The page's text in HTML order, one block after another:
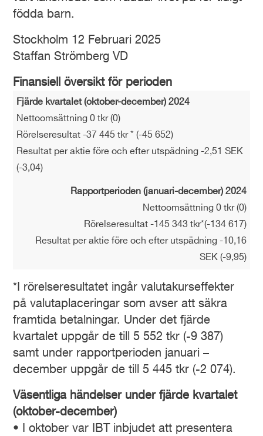
födda barn.
Stockholm 12 Februari 2025
Staffan Strömberg VD
Finansiell översikt för perioden
Fjärde kvartalet (oktober-december) 2024
Nettoomsättning 0 tkr (0)
Rörelseresultat -37 445 tkr * (-45 652)
Resultat per aktie före och efter utspädning -2,51 SEK
(-3,04)
Rapportperioden (januari-december) 2024
Nettoomsättning 0 tkr (0)
Rörelseresultat -145 343 tkr*(-134 617)
Resultat per aktie före och efter utspädning -10,16
SEK (-9,95)
*I rörelseresultatet ingår valutakurseffekter
på valutaplaceringar som avser att säkra
framtida betalningar. Under det fjärde
kvartalet uppgår de till 5 552 tkr (-9 387)
samt under rapportperioden januari –
december uppgår de till 5 445 tkr (-2 074).
Väsentliga händelser under fjärde kvartalet
(oktober-december)
• I oktober var IBT inbjudet att presentera